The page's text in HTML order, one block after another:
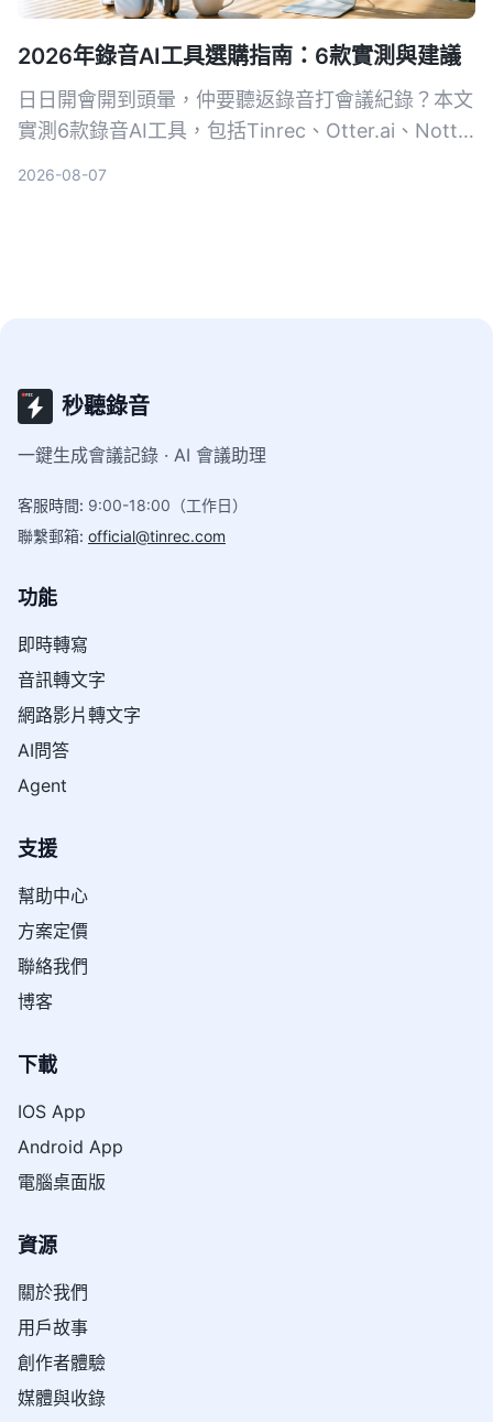
2026年錄音AI工具選購指南：6款實測與建議
日日開會開到頭暈，仲要聽返錄音打會議紀錄？本文
實測6款錄音AI工具，包括Tinrec、Otter.ai、Notta
2026-08-07
秒聽錄音
一鍵生成會議記錄 · AI 會議助理
客服時間: 9:00-18:00（工作日）
聯繫郵箱: official@tinrec.com
功能
即時轉寫
音訊轉文字
網路影片轉文字
AI問答
Agent
支援
幫助中心
方案定價
聯絡我們
博客
下載
IOS App
Android App
電腦桌面版
資源
關於我們
用戶故事
創作者體驗
媒體與收錄